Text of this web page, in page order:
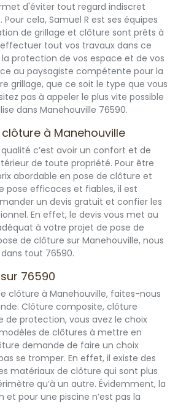
d'éviter tout regard indiscret
cela, Samuel R est ses équipes
de grillage et clôture sont prêts à
tout vos travaux dans ce
la protection de vos espace et de vos
au paysagiste compétente pour la
grillage, que ce soit le type que vous
pas à appeler le plus vite possible
dans Manehouville 76590.
à Manehouville
c’est avoir un confort et de
de toute propriété. Pour être
abordable en pose de clôture et
pose efficaces et fiables, il est
un devis gratuit et confier les
En effet, le devis vous met au
à votre projet de pose de
de clôture sur Manehouville, nous
tout 76590.
76590
clôture à Manehouville, faites-nous
Clôture composite, clôture
de protection, vous avez le choix
de clôtures à mettre en
demande de faire un choix
se tromper. En effet, il existe des
matériaux de clôture qui sont plus
qu’à un autre. Évidemment, la
et pour une piscine n’est pas la